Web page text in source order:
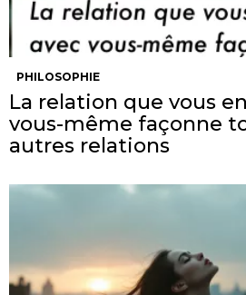
PHILOSOPHIE
La relation que vous
vous-même façonne
autres relations